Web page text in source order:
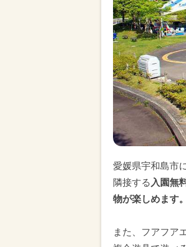
愛媛県宇和島市
隣接する 入園無
物が楽しめます。
また、フアフア